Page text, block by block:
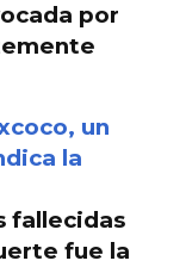
por
un
la
fallecidas
fue la